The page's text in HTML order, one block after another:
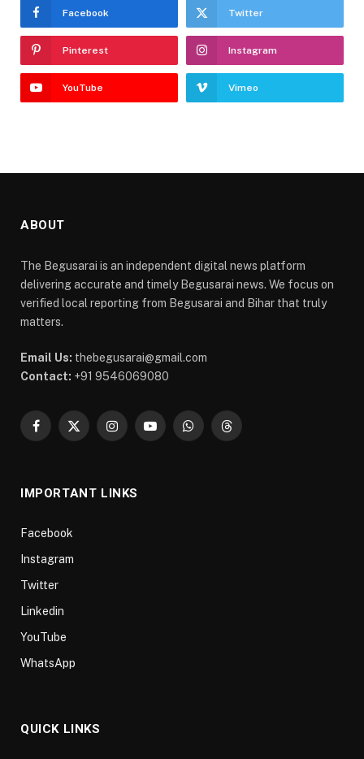
Facebook Twitter
Pinterest Instagram
YouTube Vimeo
ABOUT
The Begusarai is an independent digital news platform
delivering accurate and timely Begusarai news. We focus on
verified local reporting from Begusarai and Bihar that truly
matters.
Email Us: thebegusarai@gmail.com
Contact: +91 9546069080
Facebook
X
InstagramYouTubeWhatsAppThreads
IMPORTANT LINKS
Facebook
Instagram
Twitter
Linkedin
YouTube
WhatsApp
QUICK LINKS